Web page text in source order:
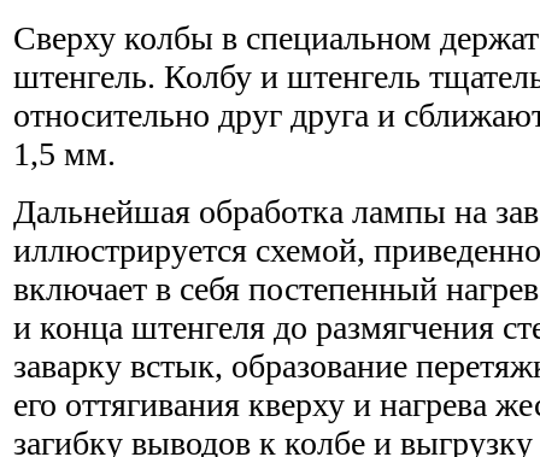
Сверху колбы в специальном
штенгель. Колбу и штенгель
относительно друг друга и
1,5 мм.
Дальнейшая обработка лампы на
иллюстрируется схемой,
включает в себя постепенный
и конца штенгеля до размягчения
заварку встык, образование
его оттягивания кверху и нагрева
загибку выводов к колбе и